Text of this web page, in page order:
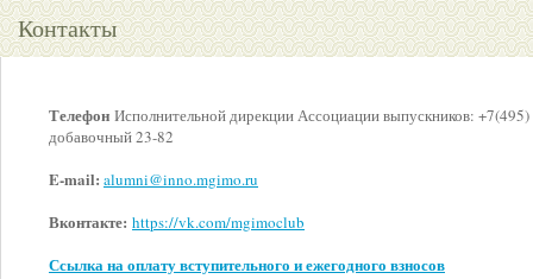
Контакты
Телефон Исполнительной дирекции Ассоциации выпускников:
добавочный 23-82
E-mail: alumni@inno.mgimo.ru
Вконтакте: https://vk.com/mgimoclub
Ссылка на оплату вступительного и ежегодного взносов